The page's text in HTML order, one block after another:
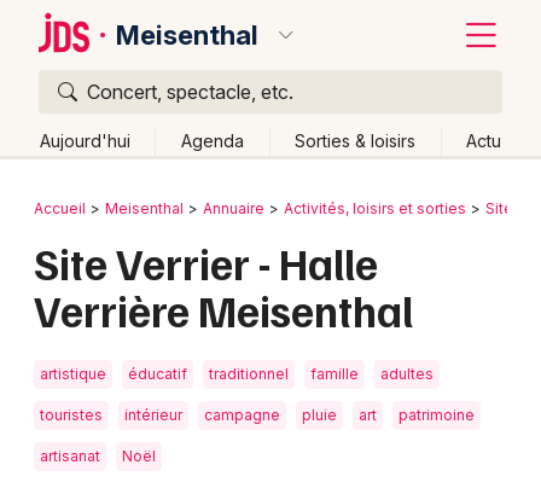
Meisenthal
Concert, spectacle, etc.
Aujourd'hui Agenda Sorties & loisirs Actu
Publier un événement
Activité & Expérience
Bordeaux
Colmar
Marseille
Retour
Accueil Meisenthal Annuaire Activités, loisirs et sorties Site
Site Verrier - Halle
Verrière Meisenthal
artistique éducatif traditionnel famille adultes
touristes intérieur campagne pluie art patrimoine
artisanat Noël
Quoi ?
Où ?
Partout
Près de moi Changer de lieu
Quand ?
Effacer les dates